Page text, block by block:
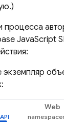
процесса
JavaScript
экземпляр
Web